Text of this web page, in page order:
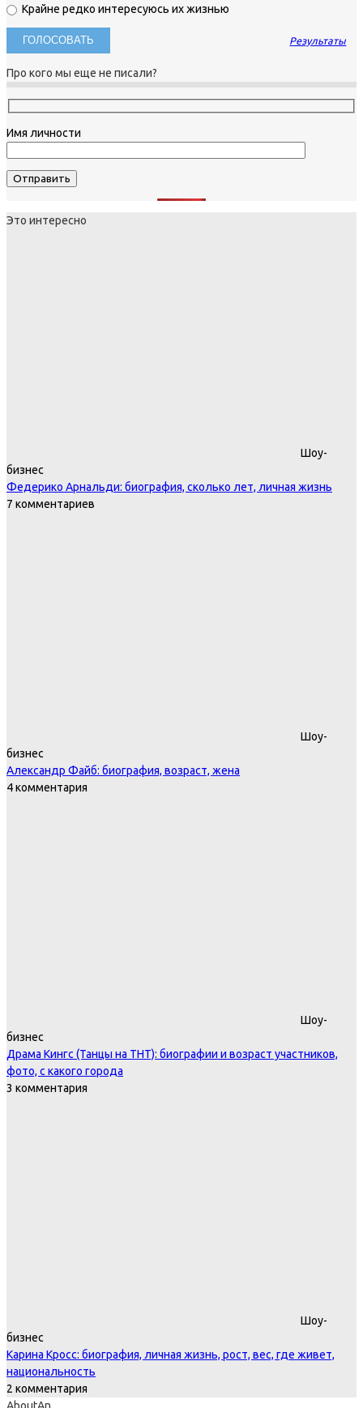
Крайне редко интересуюсь их жизнью
Результаты
Про кого мы еще не писали?
Имя личности
Это интересно
Шоу-
бизнес
Федерико Арнальди: биография, сколько лет, личная жизнь
7 комментариев
Шоу-
бизнес
Александр Файб: биография, возраст, жена
4 комментария
Шоу-
бизнес
Драма Кингс (Танцы на ТНТ): биографии и возраст участников,
фото, с какого города
3 комментария
Шоу-
бизнес
Карина Кросс: биография, личная жизнь, рост, вес, где живет,
национальность
2 комментария